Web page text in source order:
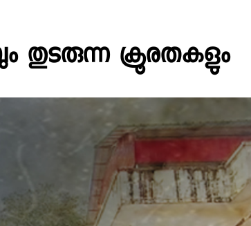
തുടരുന്ന ക്രൂരതകളും